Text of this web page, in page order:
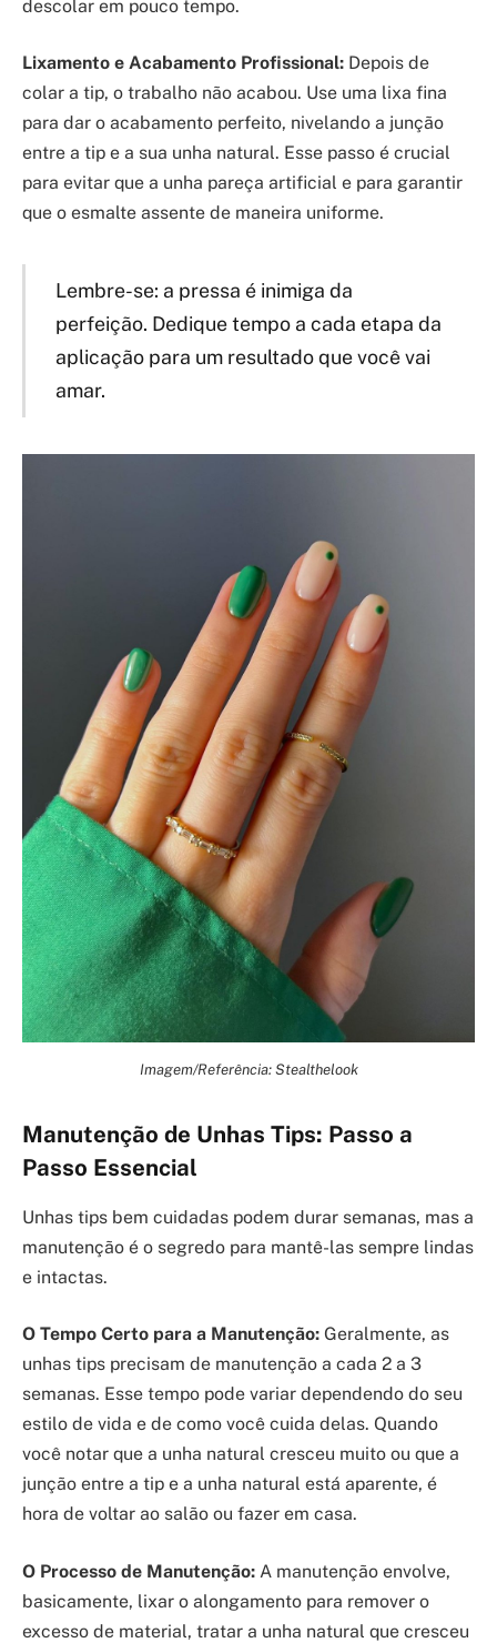
descolar em pouco tempo.
Lixamento e Acabamento Profissional: Depois de
colar a tip, o trabalho não acabou. Use uma lixa fina
para dar o acabamento perfeito, nivelando a junção
entre a tip e a sua unha natural. Esse passo é crucial
para evitar que a unha pareça artificial e para garantir
que o esmalte assente de maneira uniforme.
Lembre-se: a pressa é inimiga da
perfeição. Dedique tempo a cada etapa da
aplicação para um resultado que você vai
amar.
Imagem/Referência: Stealthelook
Manutenção de Unhas Tips: Passo a
Passo Essencial
Unhas tips bem cuidadas podem durar semanas, mas a
manutenção é o segredo para mantê-las sempre lindas
e intactas.
O Tempo Certo para a Manutenção: Geralmente, as
unhas tips precisam de manutenção a cada 2 a 3
semanas. Esse tempo pode variar dependendo do seu
estilo de vida e de como você cuida delas. Quando
você notar que a unha natural cresceu muito ou que a
junção entre a tip e a unha natural está aparente, é
hora de voltar ao salão ou fazer em casa.
O Processo de Manutenção: A manutenção envolve,
basicamente, lixar o alongamento para remover o
excesso de material, tratar a unha natural que cresceu